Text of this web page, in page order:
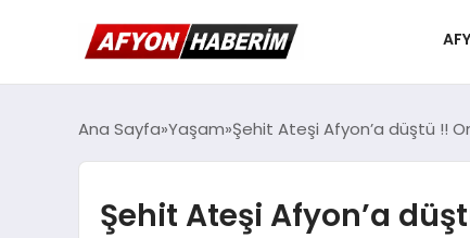
Ana Sayfa Yaşam Şehit Ateşi Afyon’a düştü !!
Şehit Ateşi Afyon’a